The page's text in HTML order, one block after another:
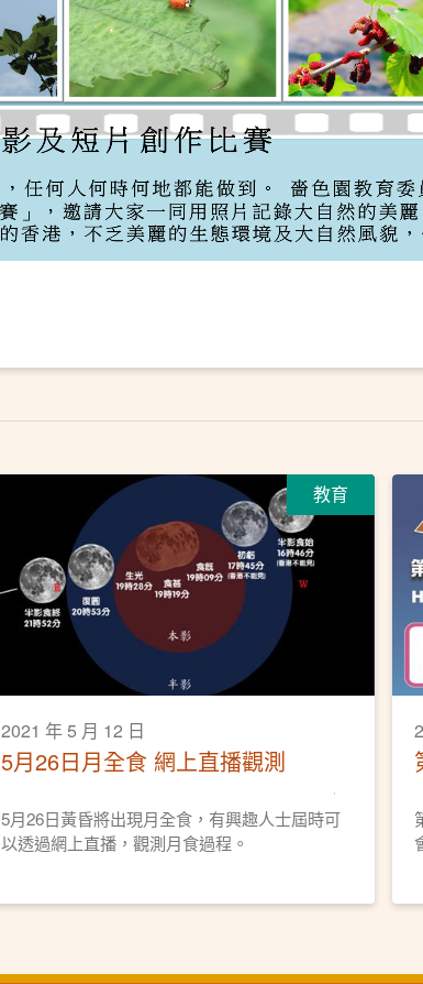
教育
2021 年 5 月 12 日
5月26日月全食 網上直播觀測
5月26日黃昏將出現月全食，有興趣人士屆時可
以透過網上直播，觀測月食過程。